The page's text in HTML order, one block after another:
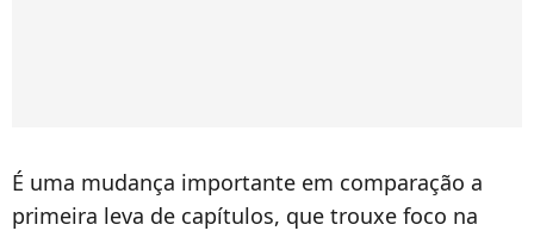
É uma mudança importante em comparação a
primeira leva de capítulos, que trouxe foco na